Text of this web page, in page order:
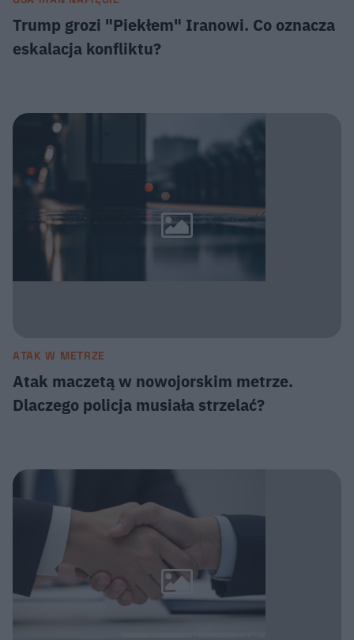
Trump grozi "Piekłem" Iranowi. Co oznacza
eskalacja konfliktu?
ATAK W METRZE
Atak maczetą w nowojorskim metrze.
Dlaczego policja musiała strzelać?